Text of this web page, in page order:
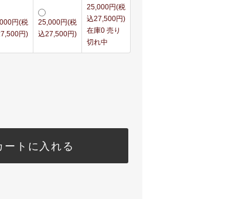
円(税
円)
25,000円(税
込27,500円)
25,000円(税
込27,500円)
在庫0 売り
切れ中
ートに入れる